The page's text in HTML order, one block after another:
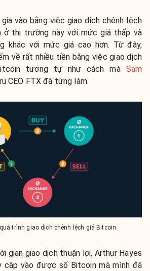
vào bằng việc giao dịch chênh lệch
ở thị trường này với mức giá thấp và
khác với mức giá cao hơn. Từ đây,
về rất nhiều tiền bằng việc giao dịch
tương tự như cách mà Sam
CEO FTX đã từng làm.
trình giao dịch chênh lệch giá Bitcoin
gian giao dịch thuận lợi, Arthur Hayes
cập vào được số Bitcoin mà mình đã